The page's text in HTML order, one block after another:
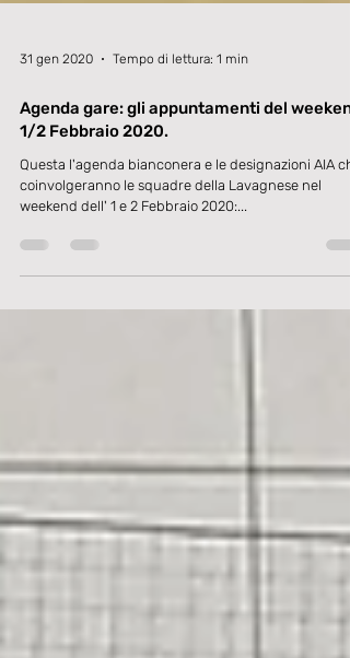
31 gen 2020 Tempo di lettura: 1 min
1/2 Febbraio 2020.
Questa l'agenda bianconera e le designazioni AIA
weekend dell' 1 e 2 Febbraio 2020:...